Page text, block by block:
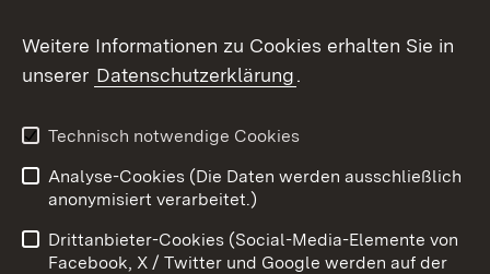
Social Wall
X / Twitter
Youtube
Benutzungshinweise
Barrierefreiheit
Weitere Informationen zu Cookies erhalten Sie in
unserer Datenschutzerklärung.
Technisch notwendige Cookies
Analyse-Cookies (Die Daten werden ausschließlich
anonymisiert verarbeitet.)
Drittanbieter-Cookies (Social-Media-Elemente von
Facebook, X / Twitter und Google werden auf der